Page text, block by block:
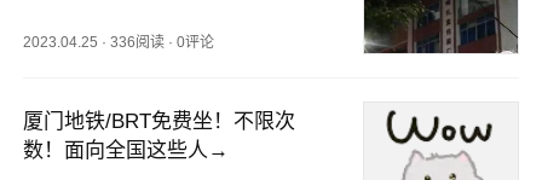
2023.04.25 ·336阅读 ·0评论
厦门地铁/BRT免费坐！不限次
数！面向全国这些人→